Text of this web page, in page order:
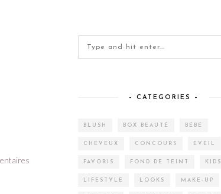
– CATEGORIES –
BLUSH BOX BEAUTÉ BÉBÉ
CHEVEUX CONCOURS EVEIL
FAVORIS FOND DE TEINT KIDS
LIFESTYLE LOOKS MAKE-UP